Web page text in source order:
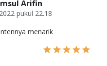
Arifin
pukul 22.18
menarik